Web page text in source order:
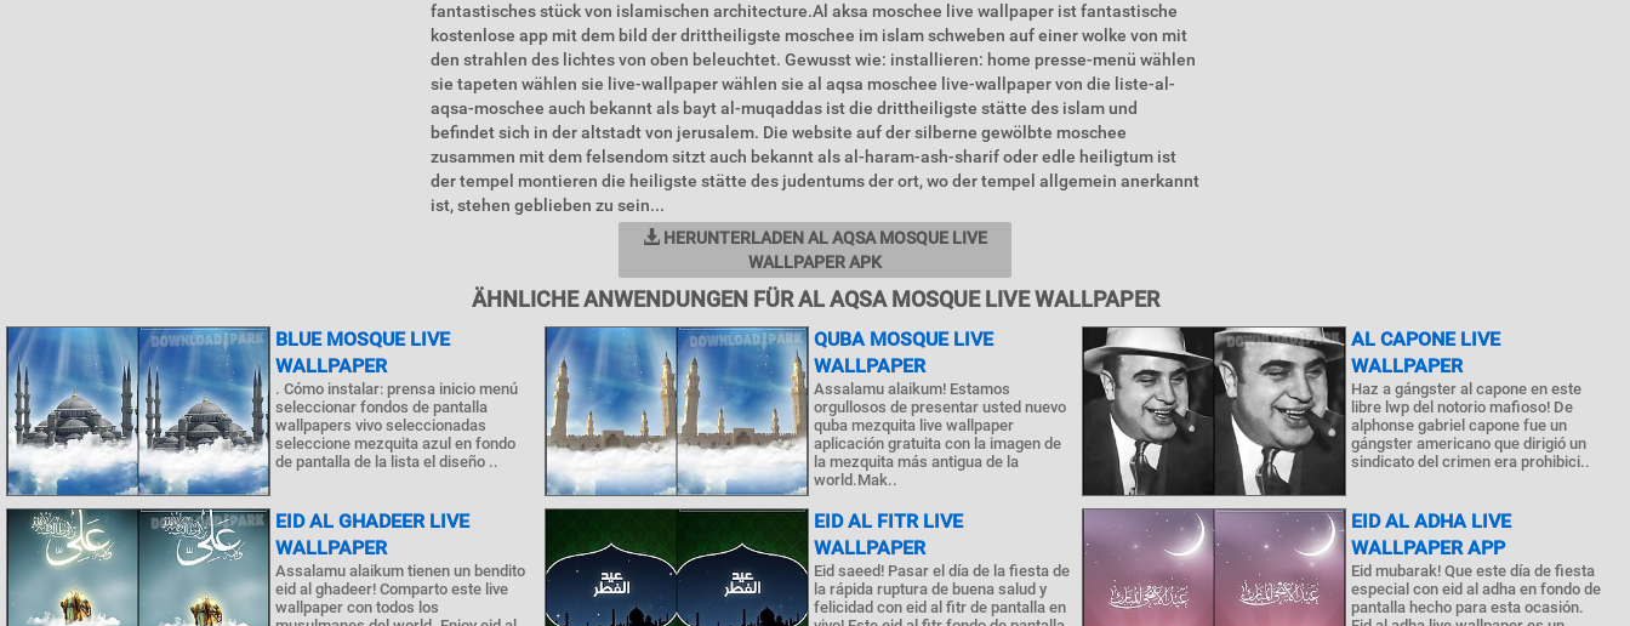
fantastisches stück von islamischen architecture.Al aksa moschee live wallpaper ist fantastische
kostenlose app mit dem bild der drittheiligste moschee im islam schweben auf einer wolke von mit
den strahlen des lichtes von oben beleuchtet. Gewusst wie: installieren: home presse-menü wählen
sie tapeten wählen sie live-wallpaper wählen sie al aqsa moschee live-wallpaper von die liste-al-
aqsa-moschee auch bekannt als bayt al-muqaddas ist die drittheiligste stätte des islam und
befindet sich in der altstadt von jerusalem. Die website auf der silberne gewölbte moschee
zusammen mit dem felsendom sitzt auch bekannt als al-haram-ash-sharif oder edle heiligtum ist
der tempel montieren die heiligste stätte des judentums der ort, wo der tempel allgemein anerkannt
ist, stehen geblieben zu sein...
HERUNTERLADEN AL AQSA MOSQUE LIVE
WALLPAPER APK
ÄHNLICHE ANWENDUNGEN FÜR AL AQSA MOSQUE LIVE WALLPAPER
BLUE MOSQUE LIVE
WALLPAPER
. Cómo instalar: prensa inicio menú
seleccionar fondos de pantalla
wallpapers vivo seleccionadas
seleccione mezquita azul en fondo
de pantalla de la lista el diseño ..
QUBA MOSQUE LIVE
WALLPAPER
Assalamu alaikum! Estamos
orgullosos de presentar usted nuevo
quba mezquita live wallpaper
aplicación gratuita con la imagen de
la mezquita más antigua de la
world.Mak..
AL CAPONE LIVE
WALLPAPER
Haz a gángster al capone en este
libre lwp del notorio mafioso! De
alphonse gabriel capone fue un
gángster americano que dirigió un
sindicato del crimen era prohibici..
EID AL GHADEER LIVE
WALLPAPER
Assalamu alaikum tienen un bendito
eid al ghadeer! Comparto este live
wallpaper con todos los
EID AL FITR LIVE
WALLPAPER
Eid saeed! Pasar el día de la fiesta de
la rápida ruptura de buena salud y
felicidad con eid al fitr de pantalla en
EID AL ADHA LIVE
WALLPAPER APP
Eid mubarak! Que este día de fiesta
especial con eid al adha en fondo de
pantalla hecho para esta ocasión.